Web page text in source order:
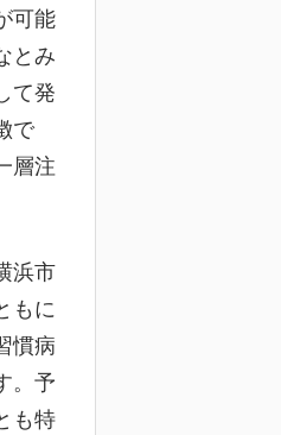
可能
とみ
て発
で
層注
浜市
もに
慣病
。予
も特